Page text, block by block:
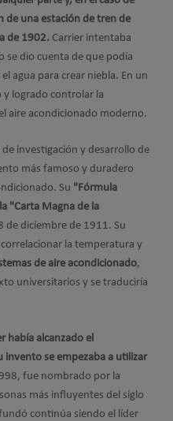
de una estación de tren de
de 1902. Carrier intentaba
se dio cuenta de que podía
agua para crear niebla. En un
logrado controlar la
aire acondicionado moderno.
investigación y desarrollo de
más famoso y duradero
Su "Fórmula
"Carta Magna de la
de diciembre de 1911. Su
la temperatura y
de aire acondicionado,
universitarios y se traduciría
había alcanzado el
se empezaba a utilizar
fue nombrado por la
más influyentes del siglo
continúa siendo el líder